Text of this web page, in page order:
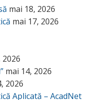
mai 18, 2026
mai 17, 2026
2026
mai 14, 2026
2026
Aplicată – AcadNet